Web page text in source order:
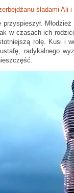
śladami Ali i
przyspieszył.
w czasach ich
rolę. Kusi i
radykalnego